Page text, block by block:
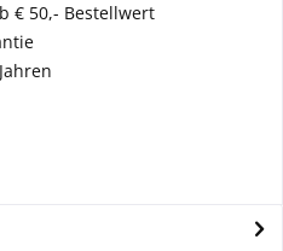
€ 50,- Bestellwert